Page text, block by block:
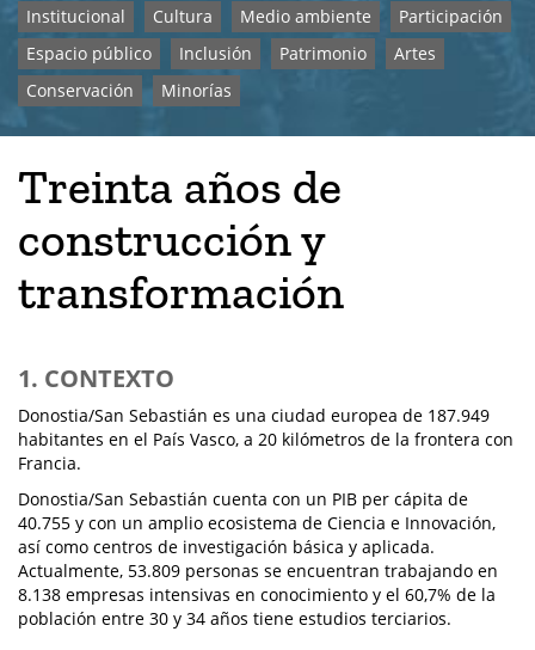
Institucional Cultura Medio ambiente
Participación
Espacio público
Inclusión Patrimonio
Artes
Conservación
Minorías
Treinta años de
construcción y
transformación
1. CONTEXTO
Donostia/San Sebastián es una ciudad europea de 187.949
habitantes en el País Vasco, a 20 kilómetros de la frontera con
Francia.
Donostia/San Sebastián cuenta con un PIB per cápita de
40.755 y con un amplio ecosistema de Ciencia e Innovación,
así como centros de investigación básica y aplicada.
Actualmente, 53.809 personas se encuentran trabajando en
8.138 empresas intensivas en conocimiento y el 60,7% de la
población entre 30 y 34 años tiene estudios terciarios.